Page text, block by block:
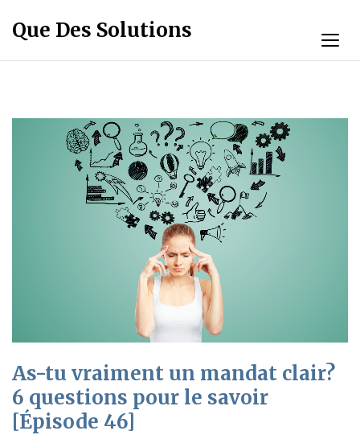
Que Des Solutions
As-tu vraiment un mandat clair?
6 questions pour le savoir
[Épisode 46]